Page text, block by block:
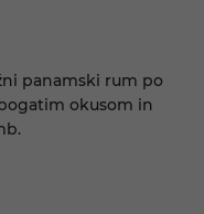
panamski rum po
okusom in